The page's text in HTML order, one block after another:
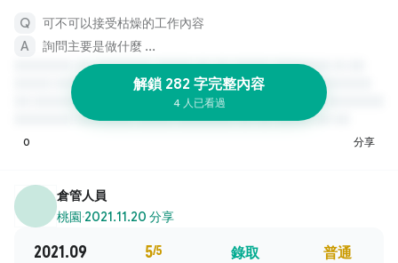
可不可以接受枯燥的工作內容
詢問主要是做什麼 ...
解鎖 282 字完整內容
4 人已看過
0 分享
倉管人員
桃園·2021.11.20 分享
2021.09 5/5 錄取 普通